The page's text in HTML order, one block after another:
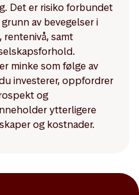
Det er risiko forbundet
av bevegelser i
samt
minke som følge av
investerer, oppfordrer
og
ytterligere
og kostnader.